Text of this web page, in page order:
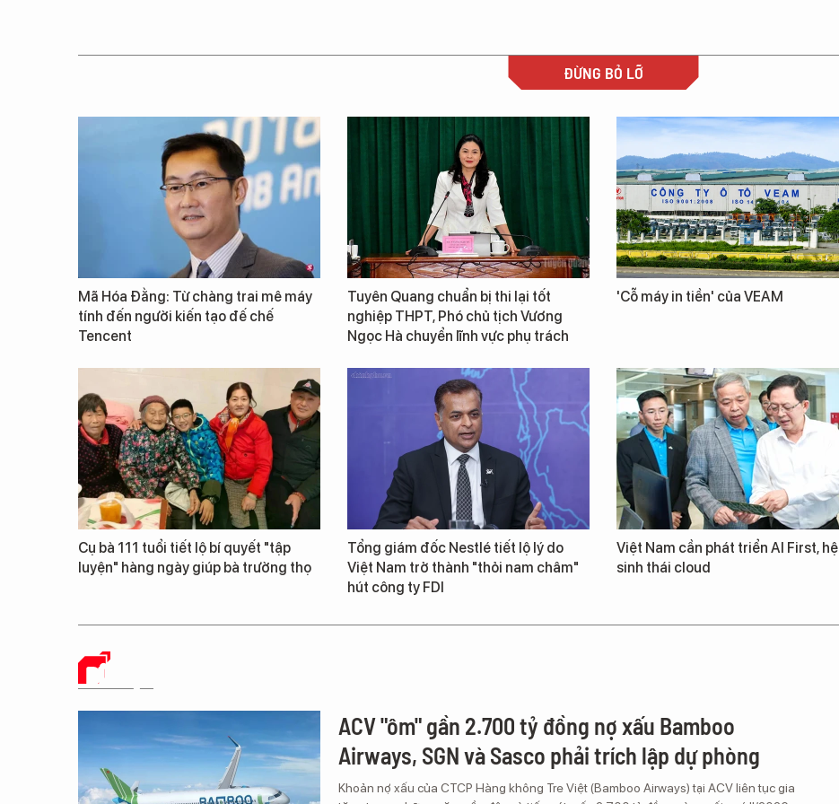
ĐỪNG BỎ LỠ
Mã Hóa Đằng: Từ chàng trai mê máy
tính đến người kiến tạo đế chế
Tencent
Tuyên Quang chuẩn bị thi lại tốt
nghiệp THPT, Phó chủ tịch Vương
Ngọc Hà chuyển lĩnh vực phụ trách
'Cỗ máy in tiền' của VEAM
Cụ bà 111 tuổi tiết lộ bí quyết "tập
luyện" hàng ngày giúp bà trường thọ
Tổng giám đốc Nestlé tiết lộ lý do
Việt Nam trở thành "thỏi nam châm"
hút công ty FDI
Việt Nam cần phát triển AI First, hệ
sinh thái cloud
DỮ LIỆU
ACV "ôm" gần 2.700 tỷ đồng nợ xấu Bamboo
Airways, SGN và Sasco phải trích lập dự phòng
Khoản nợ xấu của CTCP Hàng không Tre Việt (Bamboo Airways) tại ACV liên tục gia